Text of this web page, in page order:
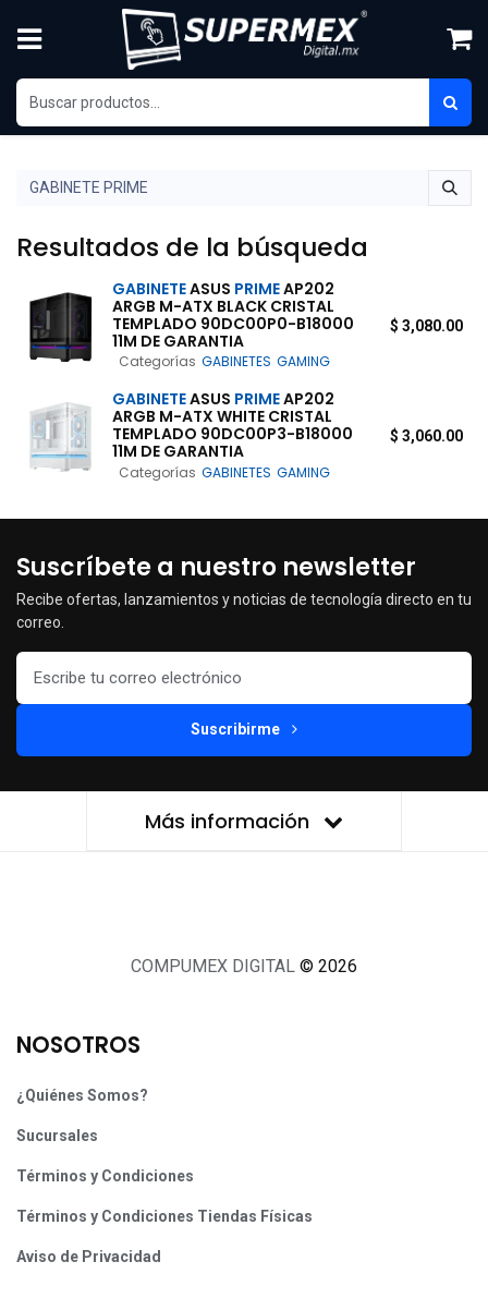
Resultados de la búsqueda
GABINETEASUS PRIMEAP202
ARGB M-ATX BLACK CRISTAL
TEMPLADO 90DC00P0-B18000
11M DE GARANTIA
Categorías GABINETES GAMING
$ 3,080.00
GABINETEASUS PRIMEAP202
ARGB M-ATX WHITE CRISTAL
TEMPLADO 90DC00P3-B18000
11M DE GARANTIA
Categorías GABINETES GAMING
$ 3,060.00
Suscríbete a nuestro newsletter
Recibe ofertas, lanzamientos y noticias de tecnología directo en tu
correo.
Suscribirme
Más información
COMPUMEX DIGITAL © 2026
NOSOTROS
¿Quiénes Somos?
Sucursales
Términos y Condiciones
Términos y Condiciones Tiendas Físicas
Aviso de Privacidad